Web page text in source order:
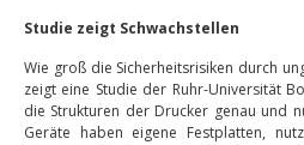
Studie zeigt Schwachstellen
Wie groß die Sicherheitsrisiken durch
zeigt eine Studie der Ruhr-Universität
die Strukturen der Drucker genau und
Geräte haben eigene Festplatten,